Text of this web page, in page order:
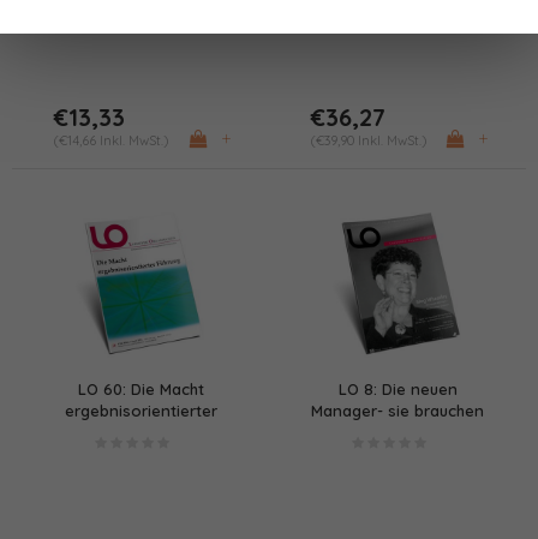
€13,33
(€14,66 Inkl. MwSt.) +
€36,27
(€39,90 Inkl. MwSt.) +
LO 60: Die Macht
ergebnisorientierter
LO 8: Die neuen
Manager- sie brauchen